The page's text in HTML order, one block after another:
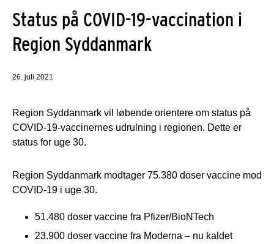
Status på COVID-19-vaccination i
Region Syddanmark
26. juli 2021
Region Syddanmark vil løbende orientere om status på
COVID-19-vaccinernes udrulning i regionen. Dette er
status for uge 30.
Region Syddanmark modtager 75.380 doser vaccine mod
COVID-19 i uge 30.
51.480 doser vaccine fra Pfizer/BioNTech
23.900 doser vaccine fra Moderna – nu kaldet